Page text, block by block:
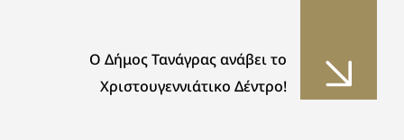
Ο Δήμος Τανάγρας ανάβει το
Χριστουγεννιάτικο Δέντρο!